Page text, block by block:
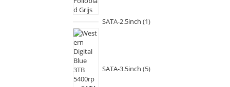
SATA-2.5inch 1
SATA-3.5inch 5